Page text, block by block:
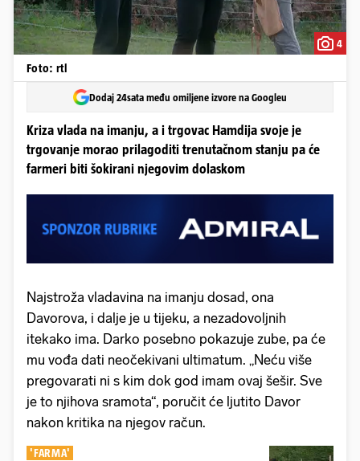
4
Foto: rtl
Dodaj 24sata među omiljene izvore na Googleu
Kriza vlada na imanju, a i trgovac Hamdija svoje je
trgovanje morao prilagoditi trenutačnom stanju pa će
farmeri biti šokirani njegovim dolaskom
Najstroža vladavina na imanju dosad, ona
Davorova, i dalje je u tijeku, a nezadovoljnih
itekako ima. Darko posebno pokazuje zube, pa će
mu vođa dati neočekivani ultimatum. „Neću više
pregovarati ni s kim dok god imam ovaj šešir. Sve
je to njihova sramota“, poručit će ljutito Davor
nakon kritika na njegov račun.
'FARMA'